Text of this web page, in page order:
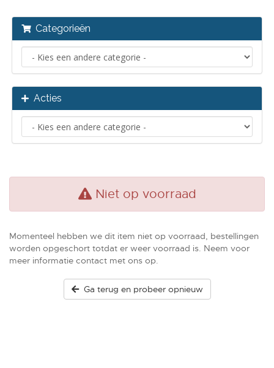
Categorieën
Acties
Niet op voorraad
Momenteel hebben we dit item niet op voorraad, bestellingen
worden opgeschort totdat er weer voorraad is. Neem voor
meer informatie contact met ons op.
Ga terug en probeer opnieuw